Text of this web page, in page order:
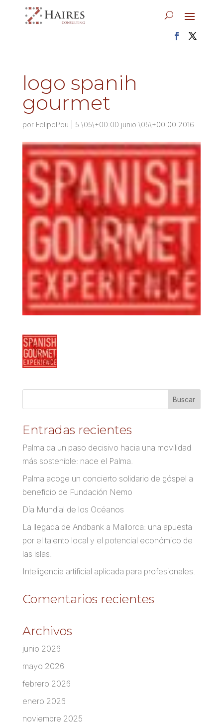
logo spanih
gourmet
por FelipePou 5 \05\+00:00 junio \05\+00:00 2016
Entradas recientes
Palma da un paso decisivo hacia una movilidad
más sostenible: nace el Palma.
Palma acoge un concierto solidario de góspel a
beneficio de Fundación Nemo
Día Mundial de los Océanos
La llegada de Andbank a Mallorca: una apuesta
por el talento local y el potencial económico de
las islas.
Inteligencia artificial aplicada para profesionales.
Comentarios recientes
Archivos
junio 2026
mayo 2026
febrero 2026
enero 2026
noviembre 2025